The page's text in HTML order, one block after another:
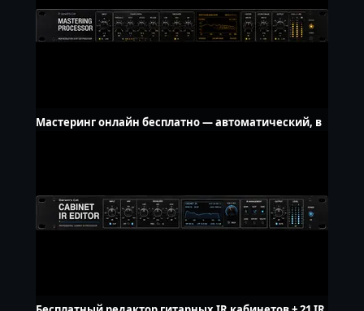
Мастеринг онлайн бесплатно — автоматический, в